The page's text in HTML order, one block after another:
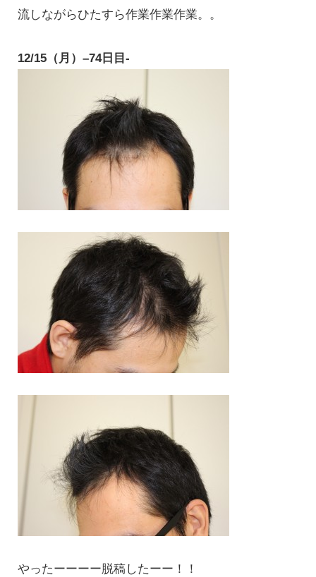
流しながらひたすら作業作業作業。。
12/15（月）–74日目-
やったーーーー脱稿したーー！！